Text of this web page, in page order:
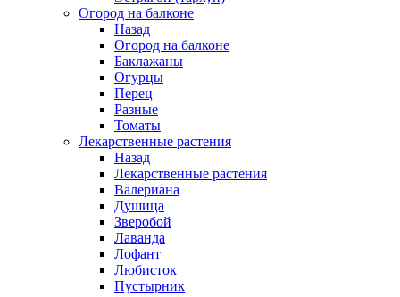
Огород на балконе
Назад
Огород на балконе
Баклажаны
Огурцы
Перец
Разные
Томаты
Лекарственные растения
Назад
Лекарственные растения
Валериана
Душица
Зверобой
Лаванда
Лофант
Любисток
Пустырник